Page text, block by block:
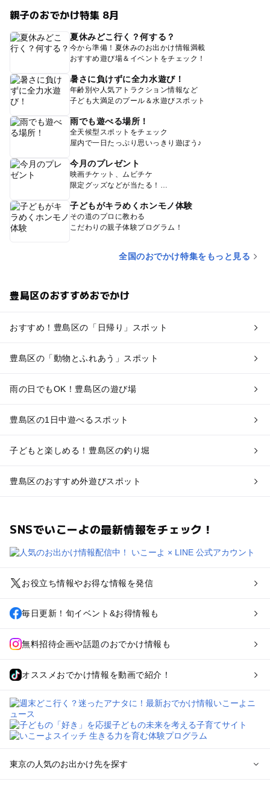
親子のおでかけ特集 8月
夏休みどこ行く？何する？
今から準備！夏休みのお出かけ情報満載
おすすめ遊び場＆イベントをチェック！
暑さに負けずに全力水遊び！
年齢別や人気アトラクション情報など
子ども大満足のプール＆水遊びスポット
雨でも遊べる場所！
全天候型スポットをチェック
屋内で一日たっぷり思いっきり遊ぼう♪
今月のプレゼント
映画チケット、ムビチケ
限定グッズなどが当たる！
子どもがキラめくホンモノ体験
その道のプロに教わる
こだわりの親子体験プログラム！
全国のおでかけ特集をもっと見る
豊島区のおすすめおでかけ
おすすめ！豊島区の「日帰り」スポット
豊島区の「動物とふれあう」スポット
雨の日でもOK！豊島区の遊び場
豊島区の1日中遊べるスポット
子どもと楽しめる！豊島区の釣り堀
豊島区のおすすめ外遊びスポット
SNSでいこーよの最新情報をチェック！
お役立ち情報やお得な情報を発信
毎日更新！旬イベント&お得情報も
無料招待企画や話題のおでかけ情報も
オススメおでかけ情報を動画で紹介！
東京の人気のお出かけ先を探す